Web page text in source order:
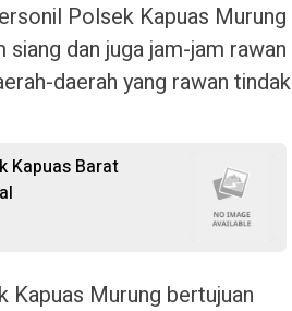
Polsek Kapuas Murung
siang dan juga jam-jam rawan
daerah yang rawan tindak
Kapuas Barat
Kapuas Murung bertujuan